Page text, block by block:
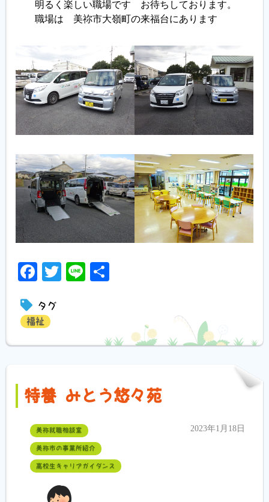
明るく楽しい職場です お待ちしております。
職場は 美祢市大嶺町の来福台にあります
Facebook
Twitter
Line
タグ
福祉
特養 みとう悠々苑
美祢就職相談室
美祢市の事業所紹介
高校生キャリアガイダンス
2023年1月18日